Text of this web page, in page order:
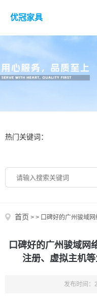
优冠家具
热门关键词：
首页 > > 口碑好的广州骏域网络科技，
口碑好的广州骏域网
注册、虚拟主机
发布时间：